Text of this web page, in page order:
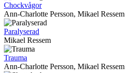
Chockvågor
Ann-Charlotte Persson, Mikael Ressem
Paralyserad
Mikael Ressem
Trauma
Ann-Charlotte Persson, Mikael Ressem